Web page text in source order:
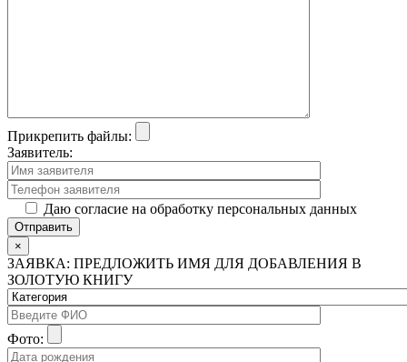
Прикрепить файлы:
Заявитель:
Даю согласие на обработку персональных данных
×
ЗАЯВКА: ПРЕДЛОЖИТЬ ИМЯ ДЛЯ ДОБАВЛЕНИЯ В
ЗОЛОТУЮ КНИГУ
Фото: